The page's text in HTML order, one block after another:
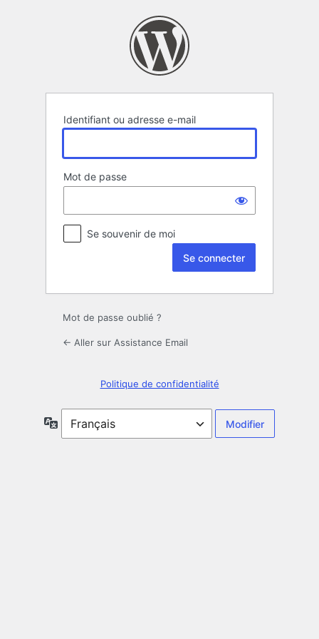
Identifiant ou adresse e-mail
Mot de passe
Se souvenir de moi
Mot de passe oublié ?
← Aller sur Assistance Email
Politique de confidentialité
Langue